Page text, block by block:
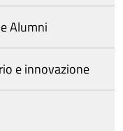
Alumni
e innovazione